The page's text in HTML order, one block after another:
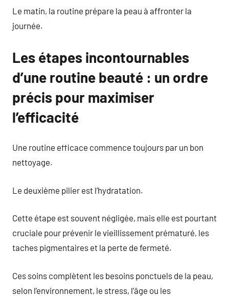
Le matin, la routine prépare la peau à affronter la
journée.
Les étapes incontournables
d’une routine beauté : un ordre
précis pour maximiser
l’efficacité
Une routine efficace commence toujours par un bon
nettoyage.
Le deuxième pilier est l’hydratation.
Cette étape est souvent négligée, mais elle est pourtant
cruciale pour prévenir le vieillissement prématuré, les
taches pigmentaires et la perte de fermeté.
Ces soins complètent les besoins ponctuels de la peau,
selon l’environnement, le stress, l’âge ou les